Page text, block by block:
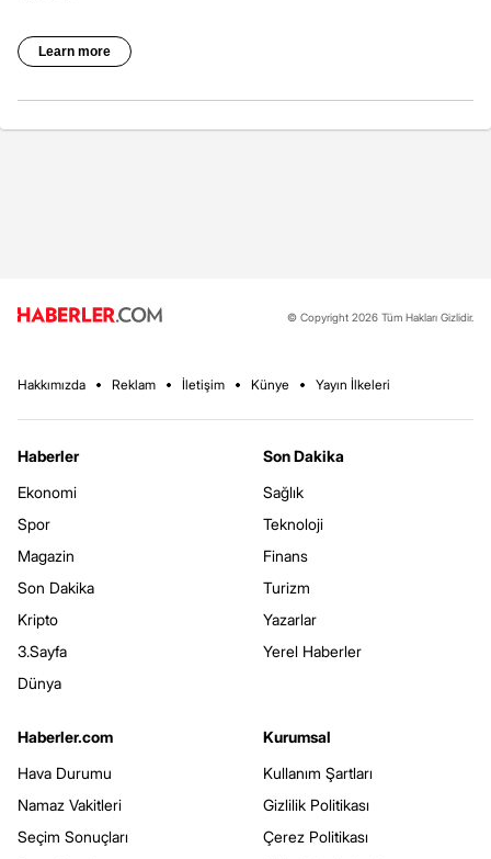
© Copyright 2026 Tüm Hakları Gizlidir.
Hakkımızda Reklam İletişim Künye Yayın İlkeleri
Haberler
Ekonomi
Spor
Magazin
Son Dakika
Kripto
3.Sayfa
Dünya
Son Dakika
Sağlık
Teknoloji
Finans
Turizm
Yazarlar
Yerel Haberler
Haberler.com
Hava Durumu
Namaz Vakitleri
Seçim Sonuçları
Kurumsal
Kullanım Şartları
Gizlilik Politikası
Çerez Politikası